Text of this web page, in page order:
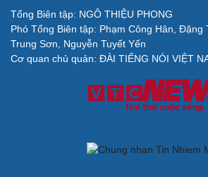
Tổng Biên tập: NGÔ THIỆU PHONG
Phó Tổng Biên tập: Phạm Công Hân, Đặng
Trung Sơn, Nguyễn Tuyết Yến
Cơ quan chủ quản: ĐÀI TIẾNG NÓI VIỆT